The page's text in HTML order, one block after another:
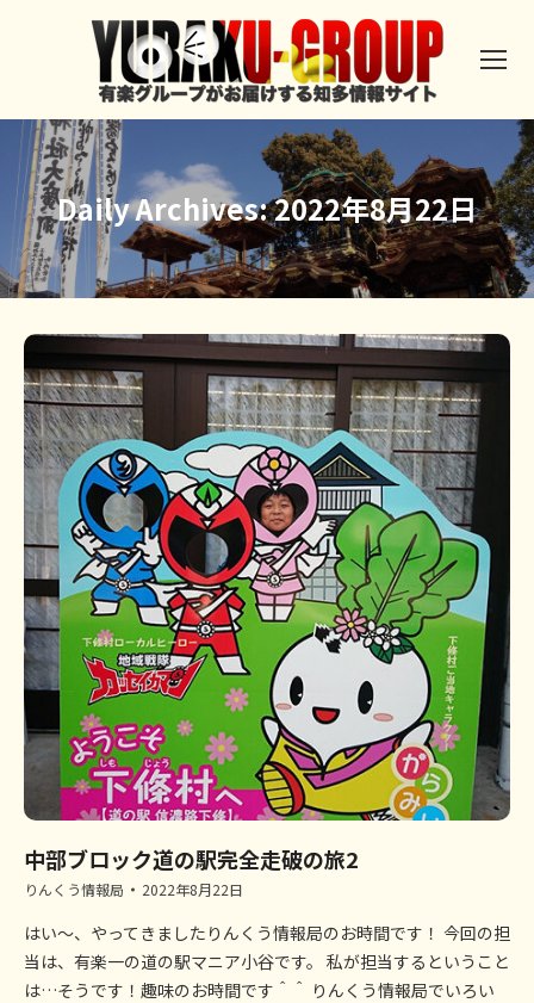
Daily Archives:2022年8月22日
中部ブロック道の駅完全走破の旅2
りんくう情報局 2022年8月22日
はい～、やってきましたりんくう情報局のお時間です！ 今回の担
当は、有楽一の道の駅マニア小谷です。 私が担当するということ
は…そうです！趣味のお時間です＾＾ りんくう情報局でいろい